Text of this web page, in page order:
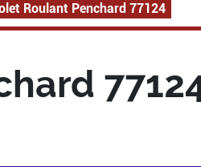
Roulant Penchard 77124